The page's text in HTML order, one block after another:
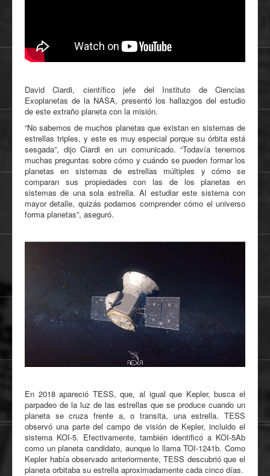
David Ciardi, científico jefe del Instituto de Ciencias
Exoplanetas de la NASA, presentó los hallazgos del estudio
de este extraño planeta con la misión.
“No sabemos de muchos planetas que existan en sistemas de
estrellas triples, y este es muy especial porque su órbita está
sesgada”, dijo Ciardi en un comunicado. “Todavía tenemos
muchas preguntas sobre cómo y cuándo se pueden formar los
planetas en sistemas de estrellas múltiples y cómo se
comparan sus propiedades con las de los planetas en
sistemas de una sola estrella. Al estudiar este sistema con
mayor detalle, quizás podamos comprender cómo el universo
forma planetas”, aseguró.
En 2018 apareció TESS, que, al igual que Kepler, busca el
parpadeo de la luz de las estrellas que se produce cuando un
planeta se cruza frente a, o transita, una estrella. TESS
observó una parte del campo de visión de Kepler, incluido el
sistema KOI-5. Efectivamente, también identificó a KOI-5Ab
como un planeta candidato, aunque lo llama TOI-1241b. Como
Kepler había observado anteriormente, TESS descubrió que el
planeta orbitaba su estrella aproximadamente cada cinco días.